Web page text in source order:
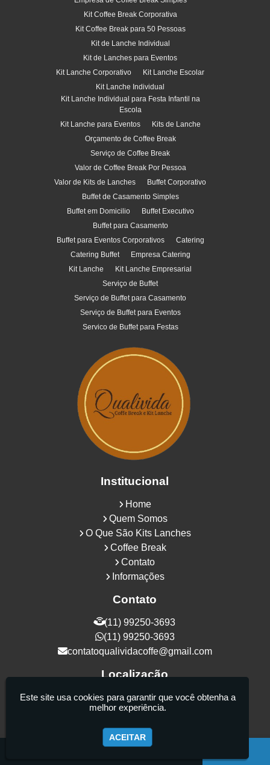
Kit Coffee Break Corporativa
Kit Coffee Break para 50 Pessoas
Kit de Lanche Individual
Kit de Lanches para Eventos
Kit Lanche Corporativo
Kit Lanche Escolar
Kit Lanche Individual
Kit Lanche Individual para Festa Infantil na
Escola
Kit Lanche para Eventos
Kits de Lanche
Orçamento de Coffee Break
Serviço de Coffee Break
Valor de Coffee Break Por Pessoa
Valor de Kits de Lanches
Buffet Corporativo
Buffet de Casamento Simples
Buffet em Domicilio
Buffet Executivo
Buffet para Casamento
Buffet para Eventos Corporativos
Catering
Catering Buffet
Empresa Catering
Kit Lanche
Kit Lanche Empresarial
Serviço de Buffet
Serviço de Buffet para Casamento
Serviço de Buffet para Eventos
Servico de Buffet para Festas
Institucional
Home
Quem Somos
O Que São Kits Lanches
Coffee Break
Contato
Informações
Contato
(11) 99250-3693
(11) 99250-3693
contatoqualividacoffe@gmail.com
Localização
Rua Samurais, 27 - Vila Maria Alta - São
Paulo / SP - CEP: 02130-080
Este site usa cookies para garantir que você obtenha a
melhor experiência.
ACEITAR